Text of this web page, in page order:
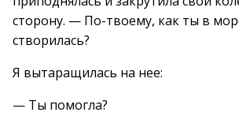
сторону. — По-твоему, как ты в
створилась?
Я вытаращилась на нее:
— Ты помогла?